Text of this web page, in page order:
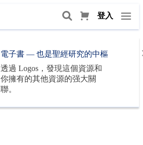
登入
電子書 — 也是聖經研究的中樞
透過 Logos ，發現這個資源和
你擁有的其他資源的强大關
聯。